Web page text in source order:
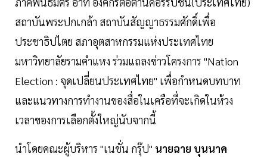
สถาบันพระปกเกล้า สถาบันสัญญาธรรมศักดิ์เพื่อ
ประชาธิปไตย สภาอุตสาหกรรมแห่งประเทศไทย
มหาวิทยาลัยรามคำแหง ร่วมแถลงข่าวโครงการ "Nation
Election : จุดเปลี่ยนประเทศไทย" เพื่อกำหนดบทบาท
และแนวทางการทำงานของสื่อในเครือที่จะเกิดในห้วง
เวลาของการเลือกตั้งใหญ่นับจากนี้
นำโดยคณะผู้บริหาร "เนชั่น กรุ๊ป" นายฉาย บุนนาค